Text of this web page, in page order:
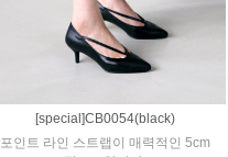
[special]CB0054(black)
포인트 라인 스트랩이 매력적인 5cm